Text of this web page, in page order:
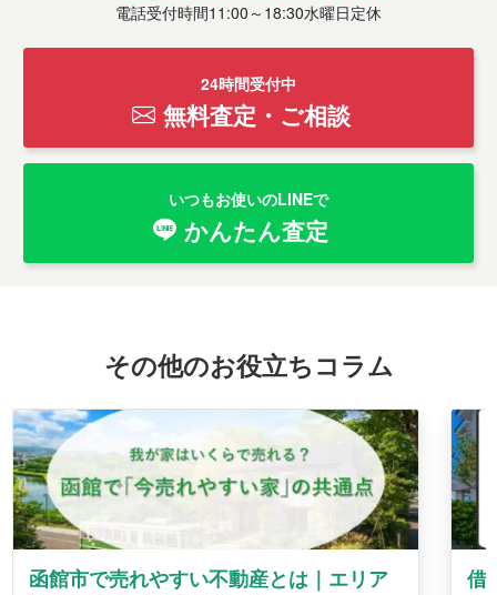
電話受付時間11:00～18:30水曜日定休
24時間受付中
無料査定・ご相談
いつもお使いのLINEで
かんたん査定
その他のお役立ちコラム
函館市で売れやすい不動産とは｜エリア
借